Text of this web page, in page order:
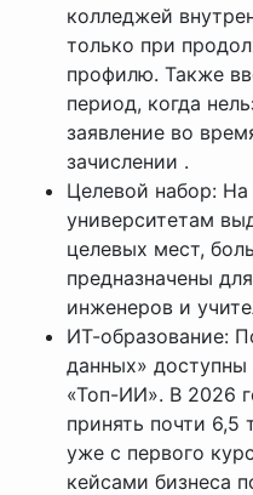
колледжей
только при
профилю. Также
период, когда
заявление во
зачислении .
Целевой набор:
университетам
целевых мест,
предназначены
инженеров и
ИТ-образование:
данных»
«Топ-ИИ». В 2026
принять почти 6,5
уже с первого
кейсами бизнеса